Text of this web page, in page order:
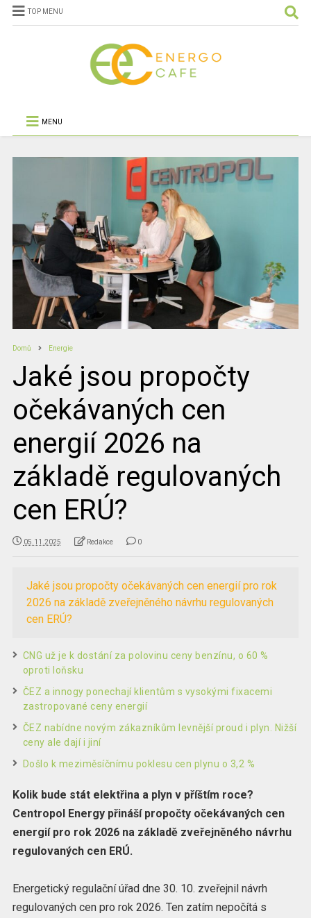
TOP MENU
MENU
Domů Energie
Jaké jsou propočty
očekávaných cen
energií 2026 na
základě regulovaných
cen ERÚ?
05.11.2025 Redakce 0
Jaké jsou propočty očekávaných cen energií pro rok
2026 na základě zveřejněného návrhu regulovaných
cen ERÚ?
CNG už je k dostání za polovinu ceny benzínu, o 60 %
oproti loňsku
ČEZ a innogy ponechají klientům s vysokými fixacemi
zastropované ceny energií
ČEZ nabídne novým zákazníkům levnější proud i plyn. Nižší
ceny ale dají i jiní
Došlo k meziměsíčnímu poklesu cen plynu o 3,2 %
Kolik bude stát elektřina a plyn v příštím roce?
Centropol Energy přináší propočty očekávaných cen
energií pro rok 2026 na základě zveřejněného návrhu
regulovaných cen ERÚ.
Energetický regulační úřad dne 30. 10. zveřejnil návrh
regulovaných cen pro rok 2026. Ten zatím nepočítá s